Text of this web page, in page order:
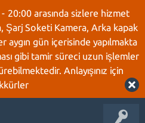
20:00 arasında sizlere hizmet
Şarj Soketi Kamera, Arka kapak
aygın gün içerisinde yapılmakta
gibi tamir süreci uzun işlemler
Anlayışınız için